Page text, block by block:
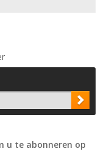
u te abonneren op